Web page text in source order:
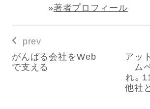
»著者プロフィール
prev
がんばる会社をWeb
で支える
アッ
ム
れ。
他社